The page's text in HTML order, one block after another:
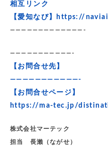
相互リンク
【愛知なび】
https://
—————————————-
———————————-
【お問合せ先】
———————————-
【お問合せページ】
https://ma-tec.jp/
株式会社マーテック
担当 長瀨（ながせ）